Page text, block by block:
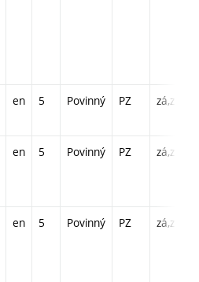
en 5 Povinný PZ zá,zk
en 5 Povinný PZ zá,zk
en 5 Povinný PZ zá,zk